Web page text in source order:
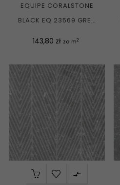
EQUIPE CORALSTONE
BLACK EQ 23569 GRES
Cena
143,80 zł za m2
